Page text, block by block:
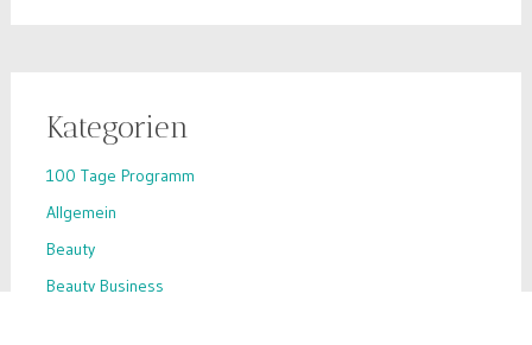
Kategorien
100 Tage Programm
Allgemein
Beauty
Beauty Business